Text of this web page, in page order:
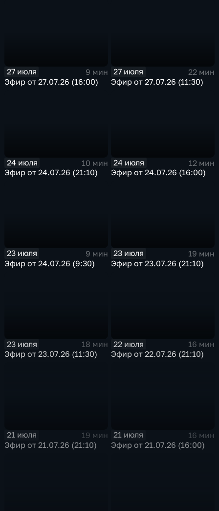
27 июля
9 мин
Эфир от 27.07.26 (16:00)
27 июля
22 мин
Эфир от 27.07.26 (11:30)
24 июля
10 мин
Эфир от 24.07.26 (21:10)
24 июля
12 мин
Эфир от 24.07.26 (16:00)
23 июля
9 мин
Эфир от 24.07.26 (9:30)
23 июля
19 мин
Эфир от 23.07.26 (21:10)
23 июля
18 мин
Эфир от 23.07.26 (11:30)
22 июля
16 мин
Эфир от 22.07.26 (21:10)
21 июля
19 мин
Эфир от 21.07.26 (21:10)
21 июля
16 мин
Эфир от 21.07.26 (16:00)